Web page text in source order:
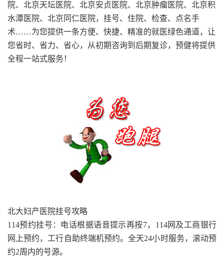
院、北京天坛医院、北京安贞医院、北京肿瘤医院、北京积
水潭医院、北京同仁医院，挂号、住院、检查、点名手
术……为您提供一条方便、快捷、精准的就医绿色通道，让
您省时、省力、省心，从初期咨询到后期复诊，预健将提供
全程一站式服务！
北大妇产医院挂号攻略
114预约挂号：电话根据语音提示再按7，114网及工商银行
网上预约，工行自助终端机预约。全天24小时服务，滚动预
约2周内的号源。